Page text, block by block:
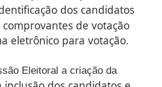
dos candidatos
comprovantes de votação
eletrônico para votação.
Eleitoral a criação da